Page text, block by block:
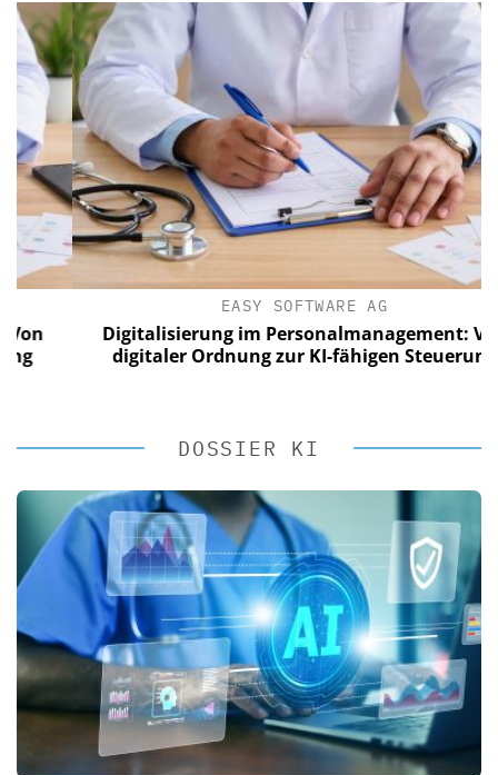
EASY SOFTWARE AG
Digitalisierung im Personalmanagement: Von
digitaler Ordnung zur KI-fähigen Steuerung
DOSSIER KI